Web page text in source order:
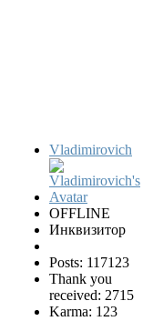
Vladimirovich
OFFLINE
Инквизитор
Posts: 117123
Thank you
received: 2715
Karma: 123